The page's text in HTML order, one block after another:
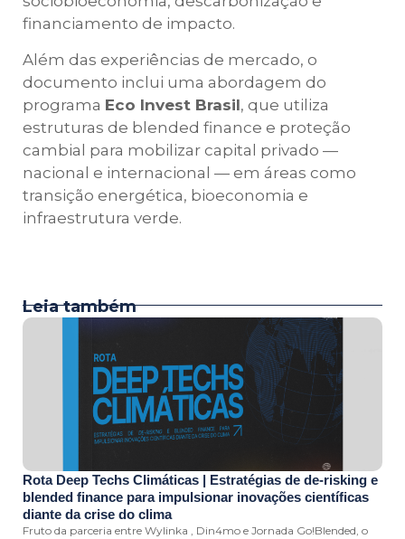
financiamento de impacto.
Além das experiências de mercado, o
documento inclui uma abordagem do
programa Eco Invest Brasil, que utiliza
estruturas de blended finance e proteção
cambial para mobilizar capital privado —
nacional e internacional — em áreas como
transição energética, bioeconomia e
infraestrutura verde.
Leia também
Rota Deep Techs Climáticas | Estratégias de de-risking e
blended finance para impulsionar inovações científicas
diante da crise do clima
Fruto da parceria entre Wylinka , Din4mo e Jornada Go!Blended, o